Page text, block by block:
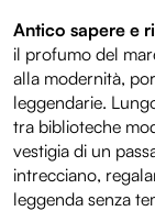
Antico sapere e
il profumo del
alla modernità,
leggendarie.
tra biblioteche
vestigia di un
intrecciano,
leggenda senza